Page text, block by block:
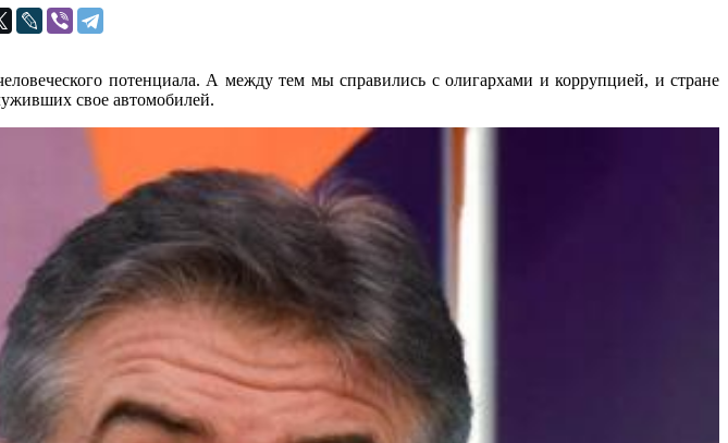
потенциала. А между тем мы справились с олигархами и коррупцией, и стране
свое автомобилей.